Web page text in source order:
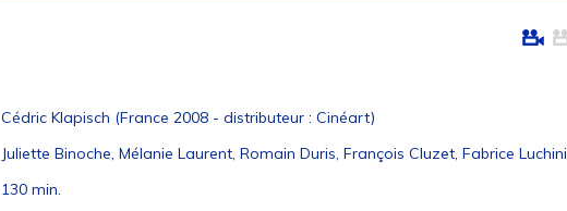
Cédric Klapisch (France 2008 - distributeur : Cinéart)
Juliette Binoche, Mélanie Laurent, Romain Duris, François Cluzet, Fabrice Luchini
130 min.